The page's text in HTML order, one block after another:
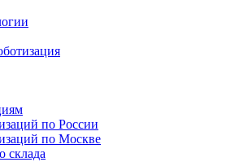
по России
по Москве
склада